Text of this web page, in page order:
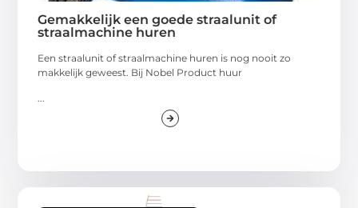
Gemakkelijk een goede straalunit of
straalmachine huren
Een straalunit of straalmachine huren is nog nooit zo
makkelijk geweest. Bij Nobel Product huur
...